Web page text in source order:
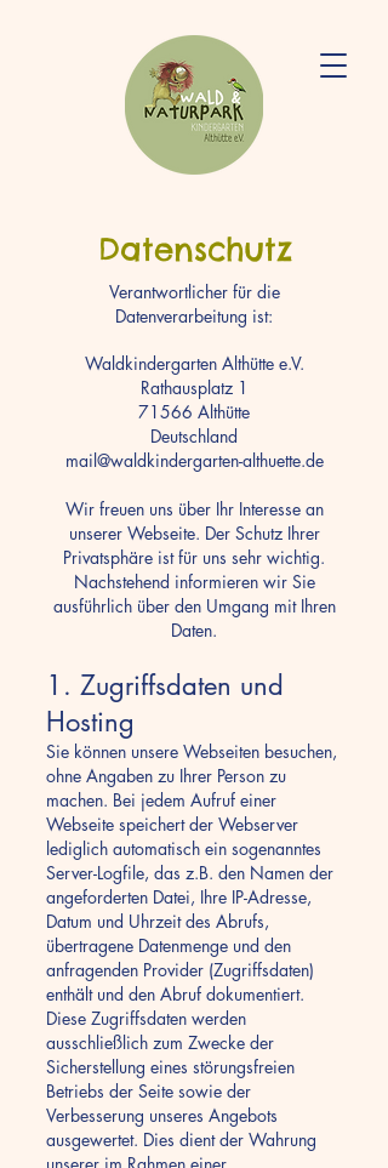
Datenschutz
Verantwortlicher für die
Datenverarbeitung ist:
Waldkindergarten Althütte e.V.
Rathausplatz 1
71566 Althütte
Deutschland
mail@waldkindergarten-althuette.de
Wir freuen uns über Ihr Interesse an
unserer Webseite. Der Schutz Ihrer
Privatsphäre ist für uns sehr wichtig.
Nachstehend informieren wir Sie
ausführlich über den Umgang mit Ihren
Daten.
1. Zugriffsdaten und
Hosting
Sie können unsere Webseiten besuchen,
ohne Angaben zu Ihrer Person zu
machen. Bei jedem Aufruf einer
Webseite speichert der Webserver
lediglich automatisch ein sogenanntes
Server-Logfile, das z.B. den Namen der
angeforderten Datei, Ihre IP-Adresse,
Datum und Uhrzeit des Abrufs,
übertragene Datenmenge und den
anfragenden Provider (Zugriffsdaten)
enthält und den Abruf dokumentiert.
Diese Zugriffsdaten werden
ausschließlich zum Zwecke der
Sicherstellung eines störungsfreien
Betriebs der Seite sowie der
Verbesserung unseres Angebots
ausgewertet. Dies dient der Wahrung